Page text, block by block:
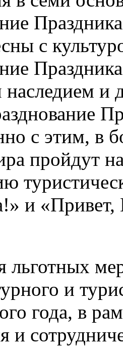
с
и
с этим, в
пройдут
и
льготных
и
года, в
и